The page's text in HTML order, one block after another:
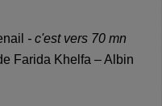
- c'est vers 70 mn
Farida Khelfa – Albin